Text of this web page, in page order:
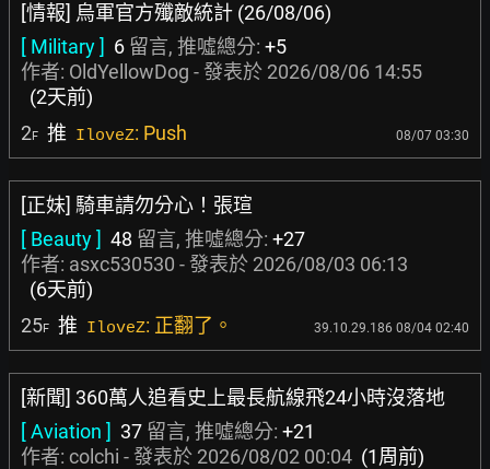
[情報] 烏軍官方殲敵統計 (26/08/06)
[ Military ] 6 留言, 推噓總分: +5
作者: OldYellowDog - 發表於 2026/08/06 14:55
(2天前)
2F 推 IloveZ: Push 08/07 03:30
[正妹] 騎車請勿分心！張瑄
[ Beauty ] 48 留言, 推噓總分: +27
作者: asxc530530 - 發表於 2026/08/03 06:13
(6天前)
25F 推 IloveZ: 正翻了。 39.10.29.186 08/04 02:40
[新聞] 360萬人追看史上最長航線飛24小時沒落地
[ Aviation ] 37 留言, 推噓總分: +21
作者: colchi - 發表於 2026/08/02 00:04 (1周前)